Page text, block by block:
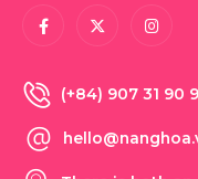
(+84) 907 31 90